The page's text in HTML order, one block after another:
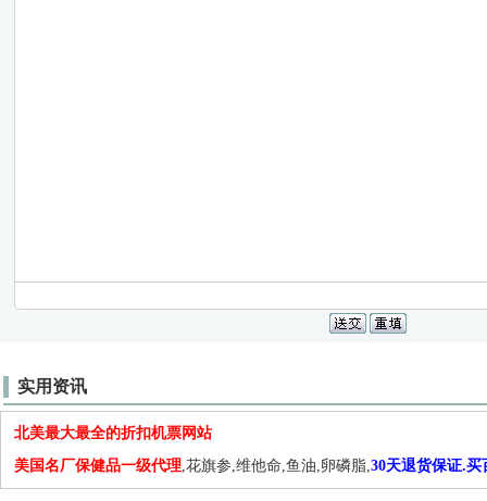
实用资讯
北美最大最全的折扣机票网站
美国名厂保健品一级代理,花旗参,维他命,鱼油,卵磷脂,30天退货保证.买